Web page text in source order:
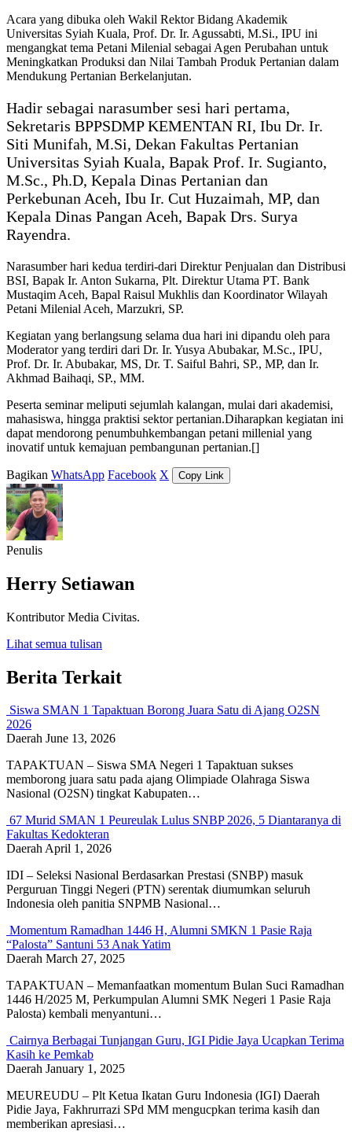
Acara yang dibuka oleh Wakil Rektor Bidang Akademik
Universitas Syiah Kuala, Prof. Dr. Ir. Agussabti, M.Si., IPU ini
mengangkat tema Petani Milenial sebagai Agen Perubahan untuk
Meningkatkan Produksi dan Nilai Tambah Produk Pertanian dalam
Mendukung Pertanian Berkelanjutan.
Hadir sebagai narasumber sesi hari pertama,
Sekretaris BPPSDMP KEMENTAN RI, Ibu Dr. Ir.
Siti Munifah, M.Si, Dekan Fakultas Pertanian
Universitas Syiah Kuala, Bapak Prof. Ir. Sugianto,
M.Sc., Ph.D, Kepala Dinas Pertanian dan
Perkebunan Aceh, Ibu Ir. Cut Huzaimah, MP, dan
Kepala Dinas Pangan Aceh, Bapak Drs. Surya
Rayendra.
Narasumber hari kedua terdiri-dari Direktur Penjualan dan Distribusi
BSI, Bapak Ir. Anton Sukarna, Plt. Direktur Utama PT. Bank
Mustaqim Aceh, Bapal Raisul Mukhlis dan Koordinator Wilayah
Petani Milenial Aceh, Marzukri, SP.
Kegiatan yang berlangsung selama dua hari ini dipandu oleh para
Moderator yang terdiri dari Dr. Ir. Yusya Abubakar, M.Sc., IPU,
Prof. Dr. Ir. Abubakar, MS, Dr. T. Saiful Bahri, SP., MP, dan Ir.
Akhmad Baihaqi, SP., MM.
Peserta seminar meliputi sejumlah kalangan, mulai dari akademisi,
mahasiswa, hingga praktisi sektor pertanian.Diharapkan kegiatan ini
dapat mendorong penumbuhkembangan petani millenial yang
inovatif untuk kemajuan pembangunan pertanian.[]
Bagikan WhatsApp Facebook X Copy Link
Penulis
Herry Setiawan
Kontributor Media Civitas.
Lihat semua tulisan
Berita Terkait
Siswa SMAN 1 Tapaktuan Borong Juara Satu di Ajang O2SN
2026
Daerah June 13, 2026
TAPAKTUAN – Siswa SMA Negeri 1 Tapaktuan sukses
memborong juara satu pada ajang Olimpiade Olahraga Siswa
Nasional (O2SN) tingkat Kabupaten…
67 Murid SMAN 1 Peureulak Lulus SNBP 2026, 5 Diantaranya di
Fakultas Kedokteran
DaerahApril 1, 2026
IDI – Seleksi Nasional Berdasarkan Prestasi (SNBP) masuk
Perguruan Tinggi Negeri (PTN) serentak diumumkan seluruh
Indonesia oleh panitia SNPMB Nasional…
Momentum Ramadhan 1446 H, Alumni SMKN 1 Pasie Raja
“Palosta” Santuni 53 Anak Yatim
Daerah March 27, 2025
TAPAKTUAN – Memanfaatkan momentum Bulan Suci Ramadhan
1446 H/2025 M, Perkumpulan Alumni SMK Negeri 1 Pasie Raja
Palosta) kembali menyantuni…
Cairnya Berbagai Tunjangan Guru, IGI Pidie Jaya Ucapkan Terima
Kasih ke Pemkab
Daerah January 1, 2025
MEUREUDU – Plt Ketua Ikatan Guru Indonesia (IGI) Daerah
Pidie Jaya, Fakhrurrazi SPd MM mengucpkan terima kasih dan
memberikan apresiasi…